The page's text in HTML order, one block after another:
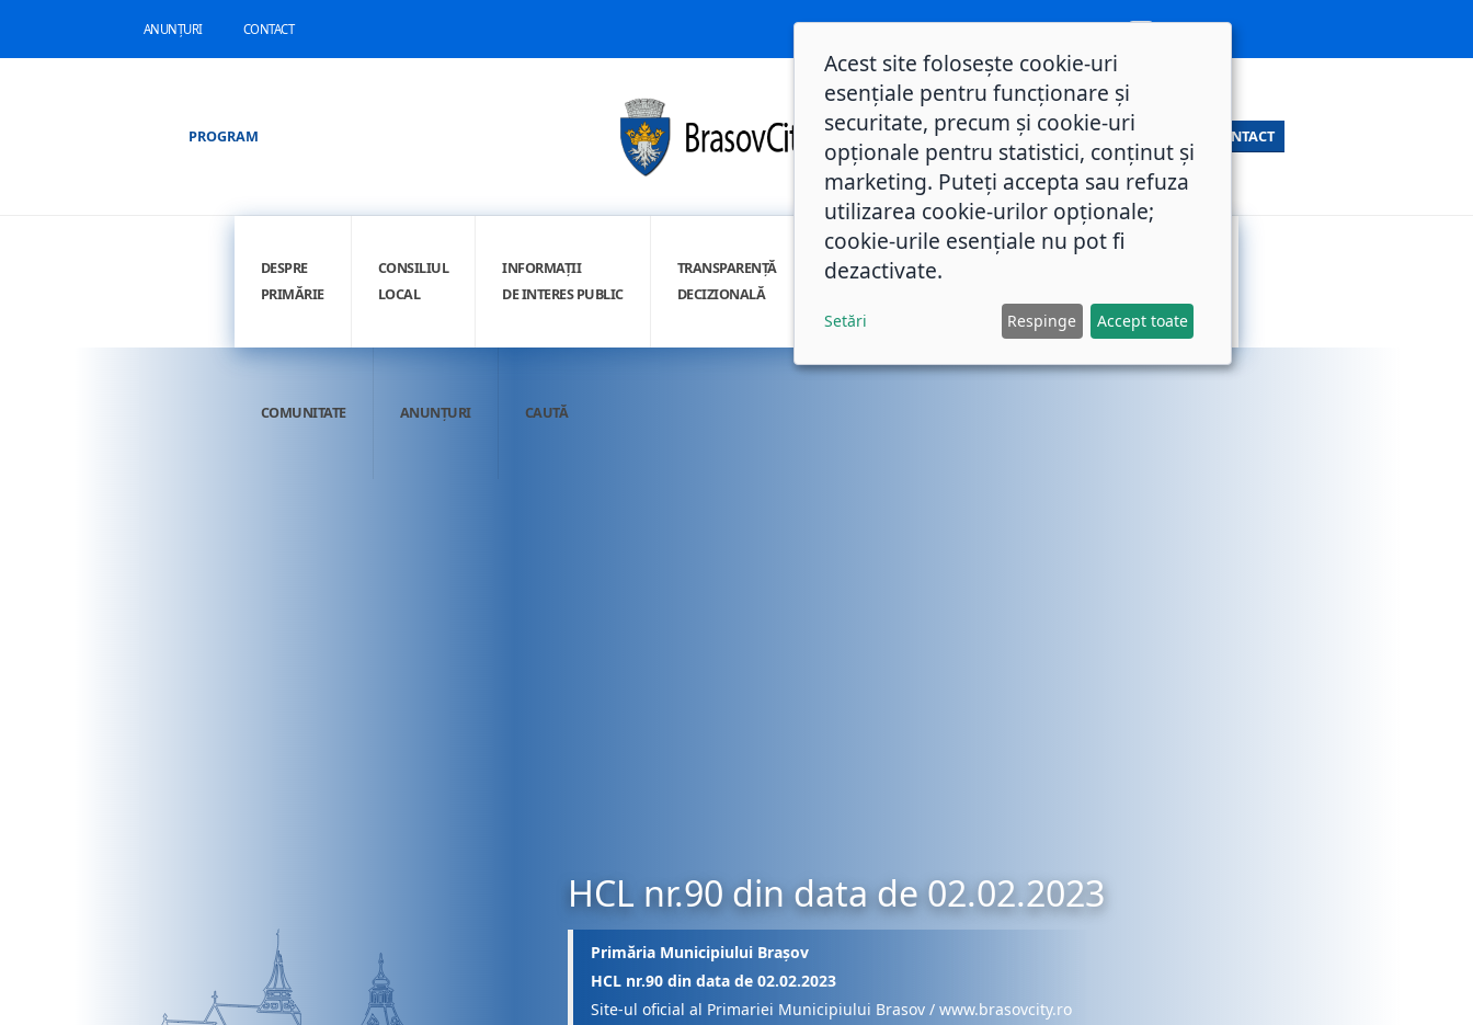
ANUNȚURI CONTACT
PROGRAM CONTACT
DESPRE
PRIMĂRIE
CONSILIUL
LOCAL
INFORMAȚII
DE INTERES PUBLIC
TRANSPARENȚĂ
DECIZIONALĂ
INTEGRITATE
COMUNITATE ANUNȚURI CAUTĂ
HCL nr.90 din data de 02.02.2023
Primăria Municipiului Brașov
HCL nr.90 din data de 02.02.2023
Site-ul oficial al Primariei Municipiului Brasov / www.brasovcity.ro
Acest site folosește cookie-uri
esențiale pentru funcționare și
securitate, precum și cookie-uri
opționale pentru statistici, conținut și
marketing. Puteți accepta sau refuza
utilizarea cookie-urilor opționale;
cookie-urile esențiale nu pot fi
dezactivate.
Setări Respinge Accept toate